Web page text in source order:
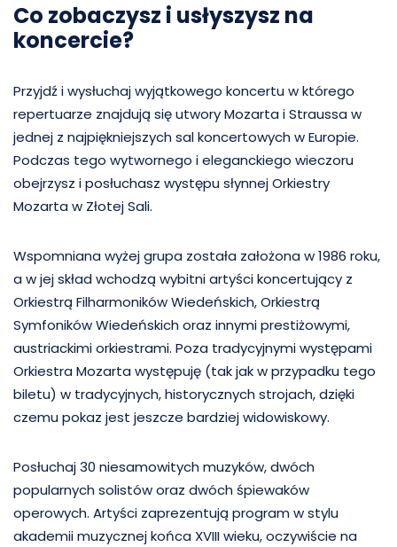
Co zobaczysz i usłyszysz na
koncercie?
Przyjdź i wysłuchaj wyjątkowego koncertu w którego
repertuarze znajdują się utwory Mozarta i Straussa w
jednej z najpiękniejszych sal koncertowych w Europie.
Podczas tego wytwornego i eleganckiego wieczoru
obejrzysz i posłuchasz występu słynnej Orkiestry
Mozarta w Złotej Sali.
Wspomniana wyżej grupa została założona w 1986 roku,
a w jej skład wchodzą wybitni artyści koncertujący z
Orkiestrą Filharmoników Wiedeńskich, Orkiestrą
Symfoników Wiedeńskich oraz innymi prestiżowymi,
austriackimi orkiestrami. Poza tradycyjnymi występami
Orkiestra Mozarta występuję (tak jak w przypadku tego
biletu) w tradycyjnych, historycznych strojach, dzięki
czemu pokaz jest jeszcze bardziej widowiskowy.
Posłuchaj 30 niesamowitych muzyków, dwóch
popularnych solistów oraz dwóch śpiewaków
operowych. Artyści zaprezentują program w stylu
akademii muzycznej końca XVIII wieku, oczywiście na